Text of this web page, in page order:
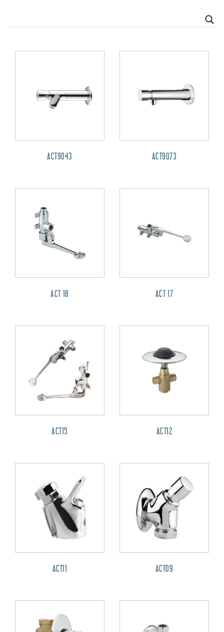
ACT9043 ACT9073
ACT 18 ACT 17
ACT15 ACT12
ACT11 ACT09